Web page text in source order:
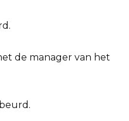
de manager van het